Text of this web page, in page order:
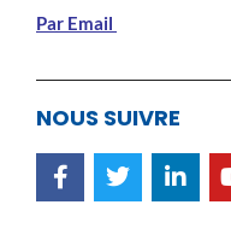
Par Email
NOUS SUIVRE